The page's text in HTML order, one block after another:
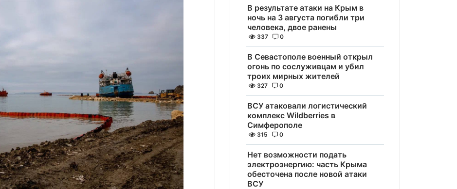
В результате атаки на Крым в
ночь на 3 августа погибли три
человека, двое ранены
337 0
В Севастополе военный открыл
огонь по сослуживцам и убил
троих мирных жителей
327 0
ВСУ атаковали логистический
комплекс Wildberries в
Симферополе
315 0
Нет возможности подать
электроэнергию: часть Крыма
обесточена после новой атаки
ВСУ